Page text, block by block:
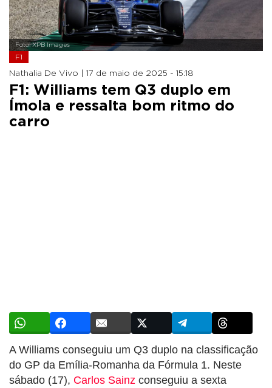
Foto: XPB Images
F1
Nathalia De Vivo | 17 de maio de 2025 - 15:18
F1: Williams tem Q3 duplo em
Ímola e ressalta bom ritmo do
carro
A Williams conseguiu um Q3 duplo na classificação
do GP da Emília-Romanha da Fórmula 1. Neste
sábado (17), Carlos Sainz conseguiu a sexta